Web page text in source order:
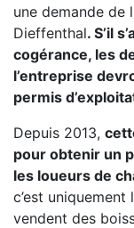
une demande de
Dieffenthal. S’il
cogérance, les
l’entreprise
permis
Depuis 2013,
pour obtenir un
les loueurs de
c’est
vendent des